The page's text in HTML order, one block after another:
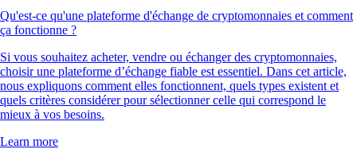
Qu'est-ce qu'une plateforme d'échange de cryptomonnaies et comment
ça fonctionne ?
Si vous souhaitez acheter, vendre ou échanger des cryptomonnaies,
choisir une plateforme d’échange fiable est essentiel. Dans cet article,
nous expliquons comment elles fonctionnent, quels types existent et
quels critères considérer pour sélectionner celle qui correspond le
mieux à vos besoins.
Learn more